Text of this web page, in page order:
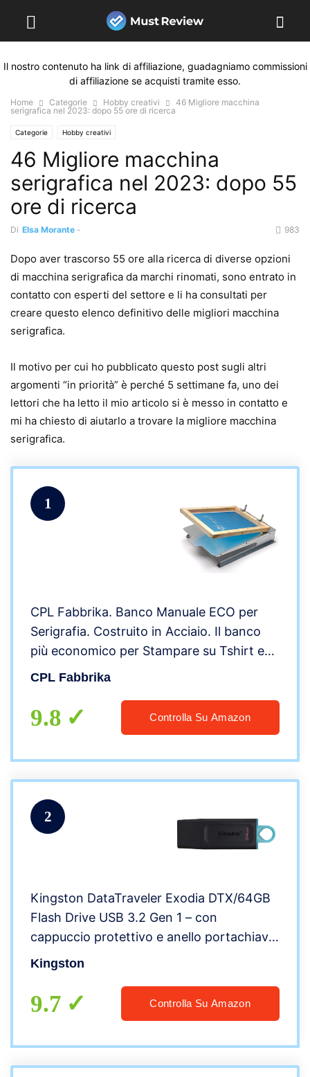
Il nostro contenuto ha link di affiliazione, guadagniamo commissioni
di affiliazione se acquisti tramite esso.
Home Categorie Hobby creativi
46 Migliore macchina
serigrafica nel 2023: dopo 55 ore di ricerca
Categorie Hobby creativi
46 Migliore macchina
serigrafica nel 2023: dopo 55
ore di ricerca
Di Elsa Morante - 983
Dopo aver trascorso 55 ore alla ricerca di diverse opzioni
di macchina serigrafica da marchi rinomati, sono entrato in
contatto con esperti del settore e li ha consultati per
creare questo elenco definitivo delle migliori macchina
serigrafica.
Il motivo per cui ho pubblicato questo post sugli altri
argomenti “in priorità” è perché 5 settimane fa, uno dei
lettori che ha letto il mio articolo si è messo in contatto e
mi ha chiesto di aiutarlo a trovare la migliore macchina
serigrafica.
1
CPL Fabbrika. Banco Manuale ECO per
Serigrafia. Costruito in Acciaio. Il banco
più economico per Stampare su Tshirt e
Poster.
CPL Fabbrika
9.8 Controlla Su Amazon
2
Kingston DataTraveler Exodia DTX/64GB
Flash Drive USB 3.2 Gen 1 – con
cappuccio protettivo e anello portachiavi
in colori multipli
Kingston
9.7 Controlla Su Amazon